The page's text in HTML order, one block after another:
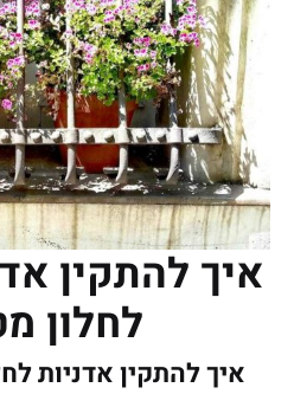
איך להתקין
לחלון
איך להתקין אדניות